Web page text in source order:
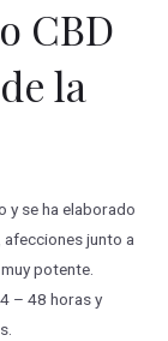
CBD
la
y se ha elaborado
junto a
potente.
– 48 horas y